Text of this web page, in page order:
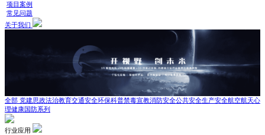
项目案例
常见问题
关于我们
全部 党建思政法治教育交通安全环保科普禁毒宣教消防安全公共安全生产安全航空航天心
理健康国防系列
行业应用